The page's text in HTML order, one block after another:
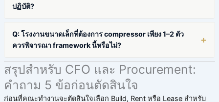
ปฏิบัติ?
Q: โรงงานขนาดเล็กที่ต้องการ compressor เพียง 1–2 ตัว
ควรพิจารณา framework นี้หรือไม่?
สรุปสำหรับ CFO และ Procurement:
คำถาม 5 ข้อก่อนตัดสินใจ
ก่อนที่คณะทำงานจะตัดสินใจเลือก Build, Rent หรือ Lease สำหรับ